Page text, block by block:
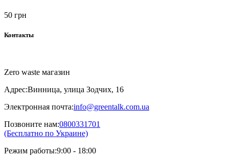
50 грн
Контакты
Zero waste магазин
Адрес:Винница, улица Зодчих, 16
Электронная почта:info@greentalk.com.ua
Позвоните нам:0800331701
(Бесплатно по Украине)
Режим работы:9:00 - 18:00